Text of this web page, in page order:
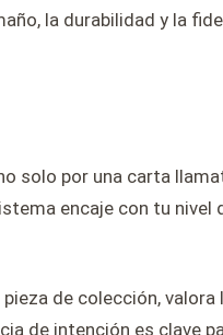
la durabilidad y la
solo por una carta
encaje con tu nivel
de colección, valora
de intención es clave